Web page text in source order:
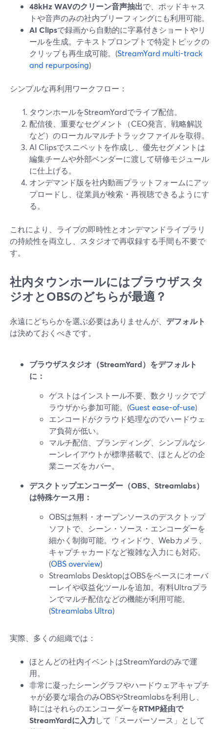
48kHz WAVのクリーン音声抽出で、ポッドキャス
トや音声のみの社内ブリーフィングにも利用可能。
AI Clipsで録画から自動的に字幕付きショートやリ
ールを生成。テキストプロンプトで特定トピックの
クリップも再生成可能。(StreamYard multi-track
and repurposing)
シンプルな再利用ワークフロー：
タウンホールをStreamYardでライブ配信。
配信後、重要なセグメント（CEO発言、戦略解説
など）のローカルマルチトラックファイルを取得。
AI Clipsでスニペットを作成し、優先セグメントは
編集チームや外部ベンダーに渡して研修モジュール
に仕上げる。
オンデマンド版を社内動画プラットフォームにアッ
プロードし、従業員が検索・再視聴できるようにす
る。
これにより、ライブの即時性とオンデマンドライブラリ
の持続性を両立し、スタジオで再収録する手間も不要で
す。
社内タウンホールにはブラウザスタ
ジオとOBSのどちらが最適？
永遠にどちらかを選ぶ必要はありませんが、 デフォルト
は決めておくべきです。
ブラウザスタジオ（StreamYard）をデフォルト
に：
ゲストはインストール不要、数クリックでブ
ラウザから参加可能。(Guest ease-of-use)
エンコードがクラウド処理なのでハードウェ
ア負荷が低い。
マルチ配信、ブランディング、シンプルなシ
ーンレイアウトが標準搭載で、ほとんどの企
業ニーズをカバー。
デスクトップエンコーダー（OBS、Streamlabs）
は特殊ケース用：
OBSは無料・オープンソースのデスクトップ
ソフトで、シーン・ソース・エンコーダーを
細かく制御可能。ウィンドウ、Webカメラ、
キャプチャカードなど複雑な入力にも対応。
(OBS overview)
Streamlabs DesktopはOBSをベースにオーバ
ーレイや収益化ツールを追加。有料Ultraプラ
ンでマルチ配信などの機能が利用可能。
(Streamlabs Ultra)
実際、多くの組織では：
ほとんどの社内イベントはStreamYardのみで運
用。
非常に凝ったシーングラフやハードウェアキャプチ
ャが必要な場合のみOBSやStreamlabsを利用し、
時にはそれらのエンコーダーをRTMP経由で
StreamYardに入力して「スーパーソース」として